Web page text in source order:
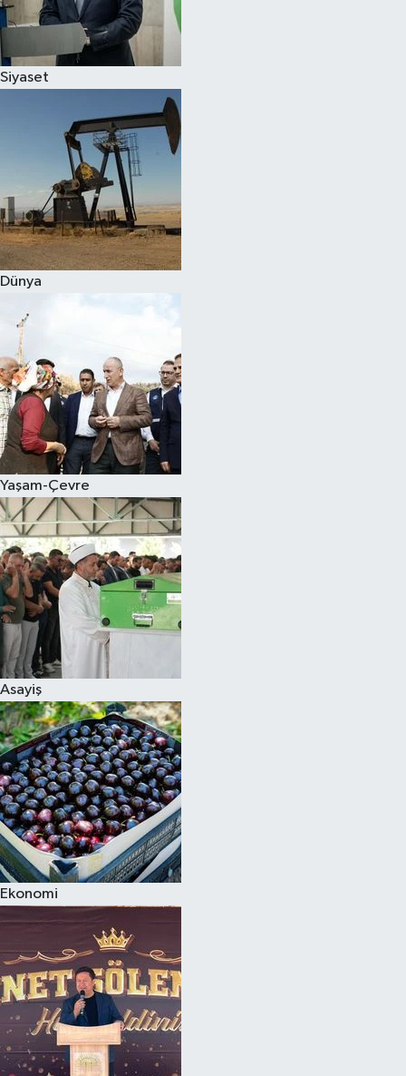
Siyaset
Dünya
Yaşam-Çevre
Asayiş
Ekonomi
Spor
Çocuk
Eğitim
Hava Durumu
Kadın
Kültür Sanat
Sağlık
Siyaset
Teknoloji
Televizyon
Yaşam-Çevre